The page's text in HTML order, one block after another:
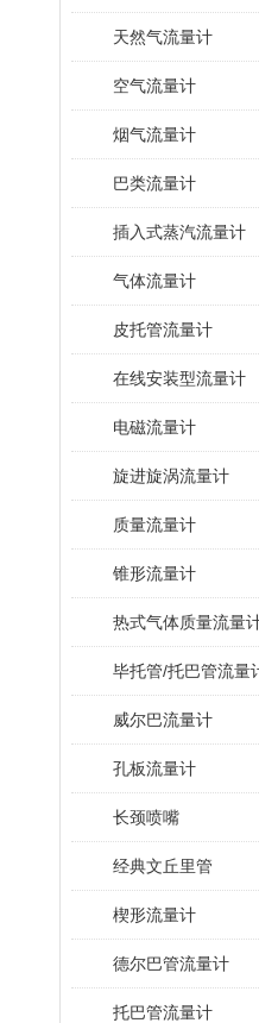
天然气流量计
空气流量计
烟气流量计
巴类流量计
插入式蒸汽流量计
气体流量计
皮托管流量计
在线安装型流量计
电磁流量计
旋进旋涡流量计
质量流量计
锥形流量计
热式气体质量流量
毕托管/托巴管流量
威尔巴流量计
孔板流量计
长颈喷嘴
经典文丘里管
楔形流量计
德尔巴管流量计
托巴管流量计